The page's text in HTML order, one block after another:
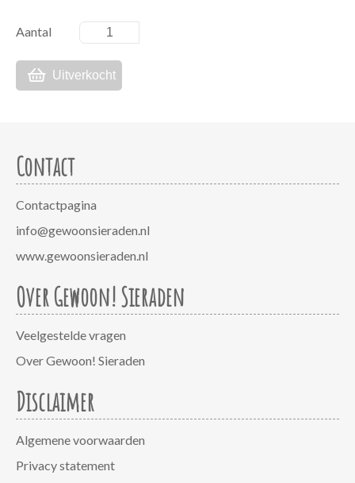
Aantal
Contact
Contactpagina
info@gewoonsieraden.nl
www.gewoonsieraden.nl
Over Gewoon! Sieraden
Veelgestelde vragen
Over Gewoon! Sieraden
Disclaimer
Algemene voorwaarden
Privacy statement